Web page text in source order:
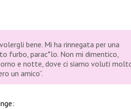
bene. Mi ha rinnegata per una
furbo, parac*lo. Non mi dimentico,
e notte, dove ci siamo voluti
un amico”.